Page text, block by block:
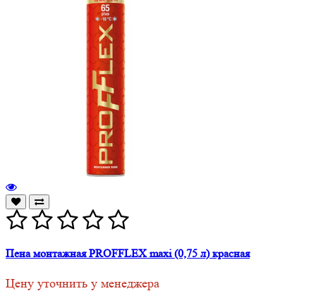
Пена монтажная PROFFLEX maxi (0,75 л) красная
Цену уточнить у менеджера